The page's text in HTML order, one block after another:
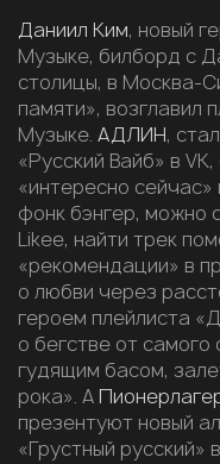
Даниил Ким, новый
Музыке, билборд с
столицы, в Москва-
памяти», возглавил
Музыке. АДЛИН,
«Русский Вайб» в
«интересно
фонк бэнгер, можно
Likee, найти трек
«рекомендации» в
о любви через
героем плейлиста
о бегстве от
гудящим басом,
рока». А
презентуют новый
«Грустный русский»